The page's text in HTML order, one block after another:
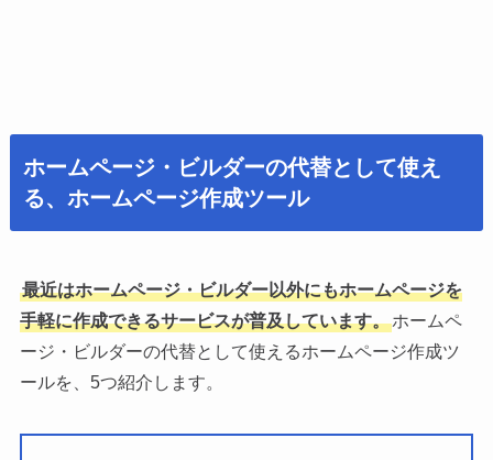
ホームページ・ビルダーの代替として使え
る、ホームページ作成ツール
最近はホームページ・ビルダー以外にもホームページを
手軽に作成できるサービスが普及しています。ホームペ
ージ・ビルダーの代替として使えるホームページ作成ツ
ールを、5つ紹介します。